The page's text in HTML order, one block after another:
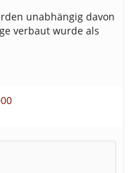
unabhängig davon
verbaut wurde als